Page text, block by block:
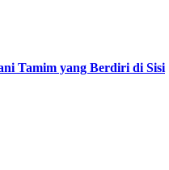
Tamim yang Berdiri di Sisi